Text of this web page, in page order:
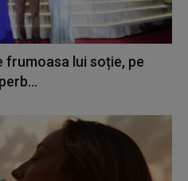
frumoasa lui soție, pe